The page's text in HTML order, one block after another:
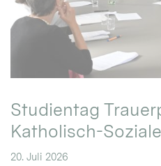
Studientag
Katholisch-
20. Juli 2026